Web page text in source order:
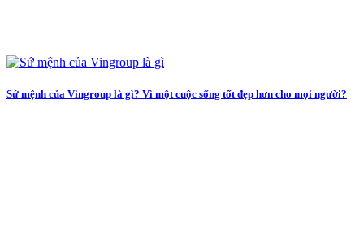
Sứ mệnh của Vingroup là gì? Vì một cuộc sống tốt đẹp hơn cho mọi người?